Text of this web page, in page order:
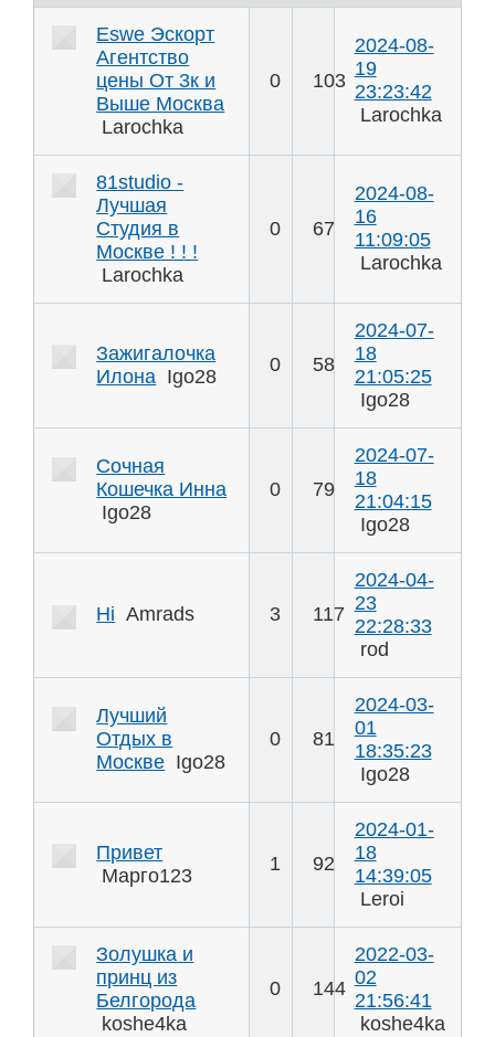
Eswe Эскорт
Агентство
цены От 3к и
Выше Москва
Larochka
0 103
2024-08-
19
23:23:42
Larochka
81studio -
Лучшая
Студия в
Москве ! ! !
Larochka
0 67
2024-08-
16
11:09:05
Larochka
Зажигалочка
Илона Igo28
0 58
2024-07-
18
21:05:25
Igo28
Сочная
Кошечка Инна
Igo28
0 79
2024-07-
18
21:04:15
Igo28
Hi Amrads 3 117
2024-04-
23
22:28:33
rod
Лучший
Отдых в
Москве Igo28
0 81
2024-03-
01
18:35:23
Igo28
Привет
Марго123
1 92
2024-01-
18
14:39:05
Leroi
Золушка и
принц из
Белгорода
koshe4ka
0 144
2022-03-
02
21:56:41
koshe4ka